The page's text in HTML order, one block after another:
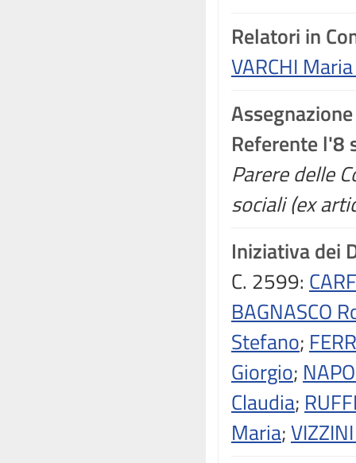
Relatori in
VARCHI
Assegnazione
Referente l'8
Parere delle
sociali (ex
Iniziativa dei
C. 2599:
BAGNASCO
Stefano;
Giorgio;
Claudia;
Maria;